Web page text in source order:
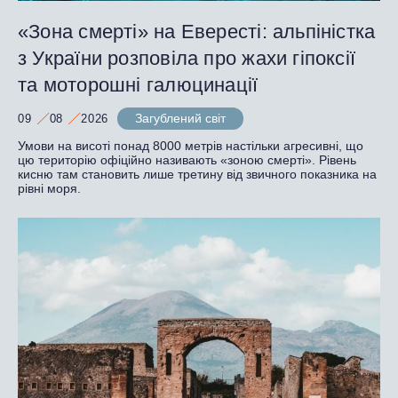
«Зона смерті» на Евересті: альпіністка
з України розповіла про жахи гіпоксії
та моторошні галюцинації
09 08 2026
Загублений світ
Умови на висоті понад 8000 метрів настільки агресивні, що
цю територію офіційно називають «зоною смерті». Рівень
кисню там становить лише третину від звичного показника на
рівні моря.